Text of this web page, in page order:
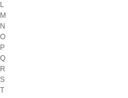
L
M
N
O
P
Q
R
S
T